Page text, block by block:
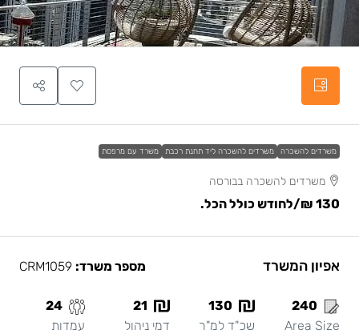
משרדים להשכרה משרדים להשכרה ליד תחנת רכבת משרד עם מרפסת
משרדים להשכרה בבורסה
130 ₪ /לחודש כולל הכל.
אפיון המשרד מספר משרד:
240
Area Size
130
שכ"ד למ"ר
21
דמי ניהול
24
עמדות